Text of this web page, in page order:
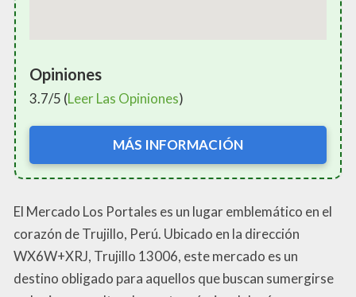
Opiniones
3.7/5 (Leer Las Opiniones)
MÁS INFORMACIÓN
El Mercado Los Portales es un lugar emblemático en el
corazón de Trujillo, Perú. Ubicado en la dirección
WX6W+XRJ, Trujillo 13006, este mercado es un
destino obligado para aquellos que buscan sumergirse